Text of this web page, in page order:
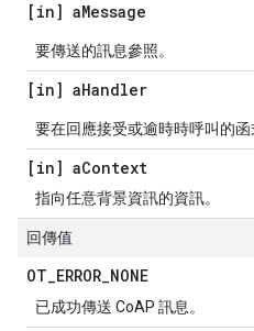
[in] aMessage
要傳送的訊息參照。
[in] aHandler
要在回應接受或逾時時呼叫的函
[in] aContext
指向任意背景資訊的資訊。
回傳值
OT_ERROR_NONE
已成功傳送 CoAP 訊息。